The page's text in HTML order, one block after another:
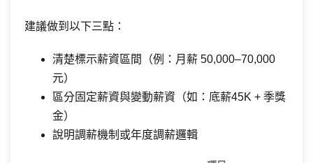
建議做到以下三點：
清楚標示薪資區間（例：月薪 50,000–70,000
元）
區分固定薪資與變動薪資（如：底薪45K + 季獎
金）
說明調薪機制或年度調薪邏輯